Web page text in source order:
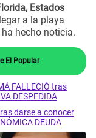
Estados
a la playa
hecho noticia.
El Popular
FALLECIÓ tras
DESPEDIDA
darse a conocer
DEUDA